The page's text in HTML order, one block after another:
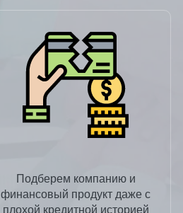
Подберем компанию и
финансовый продукт даже с
плохой кредитной историей